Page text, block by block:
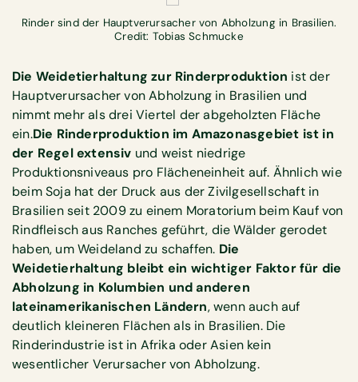
Rinder sind der Hauptverursacher von Abholzung in Brasilien.
Credit: Tobias Schmucke
Die Weidetierhaltung zur Rinderproduktion ist der
Hauptverursacher von Abholzung in Brasilien und
nimmt mehr als drei Viertel der abgeholzten Fläche
ein.Die Rinderproduktion im Amazonasgebiet ist in
der Regel extensiv und weist niedrige
Produktionsniveaus pro Flächeneinheit auf. Ähnlich wie
beim Soja hat der Druck aus der Zivilgesellschaft in
Brasilien seit 2009 zu einem Moratorium beim Kauf von
Rindfleisch aus Ranches geführt, die Wälder gerodet
haben, um Weideland zu schaffen. Die
Weidetierhaltung bleibt ein wichtiger Faktor für die
Abholzung in Kolumbien und anderen
lateinamerikanischen Ländern, wenn auch auf
deutlich kleineren Flächen als in Brasilien. Die
Rinderindustrie ist in Afrika oder Asien kein
wesentlicher Verursacher von Abholzung.